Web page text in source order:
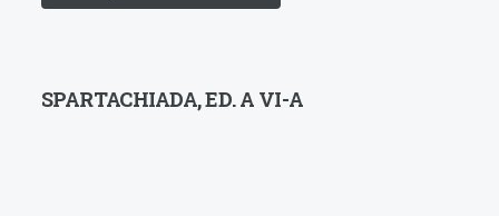
SPARTACHIADA, ED. A VI-A